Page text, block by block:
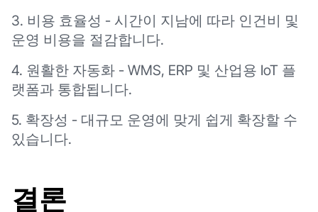
3. 비용 효율성 - 시간이 지남에 따라 인건비 및
운영 비용을 절감합니다.
4. 원활한 자동화 - WMS, ERP 및 산업용 IoT 플
랫폼과 통합됩니다.
5. 확장성 - 대규모 운영에 맞게 쉽게 확장할 수
있습니다.
결론